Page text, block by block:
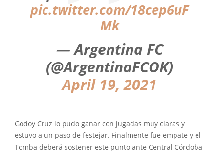
pic.twitter.com/18cep6uF
Mk
— Argentina FC
(@ArgentinaFCOK)
April 19, 2021
Godoy Cruz lo pudo ganar con jugadas muy claras y
estuvo a un paso de festejar. Finalmente fue empate y el
Tomba deberá sostener este punto ante Central Córdoba